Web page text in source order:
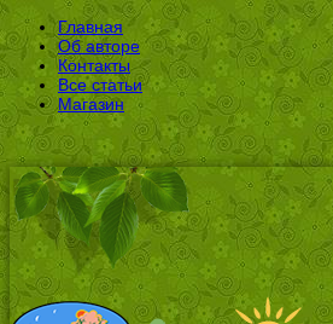
Главная
Об авторе
Контакты
Все статьи
Магазин